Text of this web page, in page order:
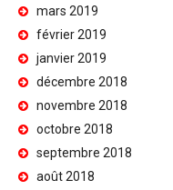
mars 2019
février 2019
janvier 2019
décembre 2018
novembre 2018
octobre 2018
septembre 2018
août 2018